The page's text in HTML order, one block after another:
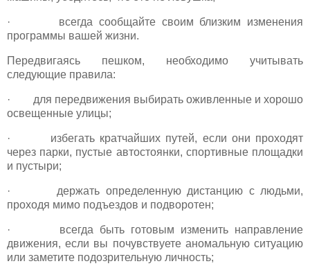
· всегда сообщайте своим близким изменения
программы вашей жизни.
Передвигаясь пешком, необходимо учитывать
следующие правила:
· для передвижения выбирать оживленные и хорошо
освещенные улицы;
· избегать кратчайших путей, если они проходят
через парки, пустые автостоянки, спортивные площадки
и пустыри;
· держать определенную дистанцию с людьми,
проходя мимо подъездов и подворотен;
· всегда быть готовым изменить направление
движения, если вы почувствуете аномальную ситуацию
или заметите подозрительную личность;